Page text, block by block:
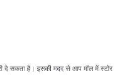
दे सकता है। इसकी मदद से आप मॉल में स्टोर